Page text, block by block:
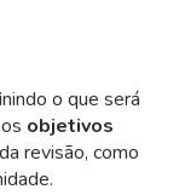
o que será
objetivos
revisão, como